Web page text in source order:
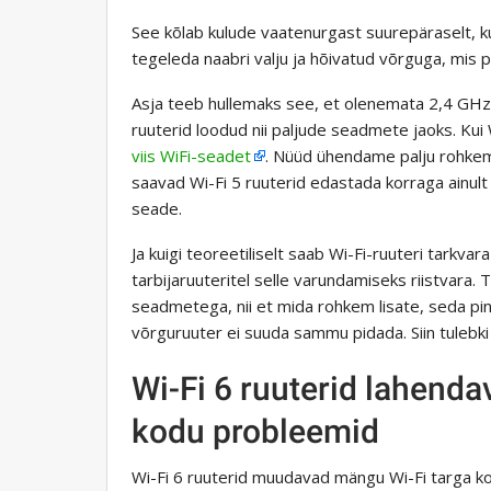
See kõlab kulude vaatenurgast suurepäraselt,
tegeleda naabri valju ja hõivatud võrguga, mis
Asja teeb hullemaks see, et olenemata 2,4
ruuterid loodud nii paljude seadmete jaoks.
viis WiFi-seadet
. Nüüd ühendame palju
saavad Wi-Fi 5 ruuterid edastada korraga
seade.
Ja kuigi teoreetiliselt saab Wi-Fi-ruuteri
tarbijaruuteritel selle varundamiseks riistvara.
seadmetega, nii et mida rohkem lisate, seda
võrguruuter ei suuda sammu pidada. Siin
Wi-Fi 6 ruuterid
kodu probleemid
Wi-Fi 6 ruuterid muudavad mängu Wi-Fi targa